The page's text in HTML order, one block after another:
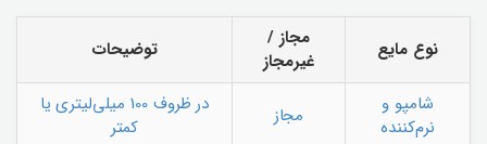
نوع مایع
مجاز /
غیرمجاز
توضیحات
شامپو و
نرم‌کننده
مجاز
در ظروف 100 میلی‌لیتری یا
کمتر